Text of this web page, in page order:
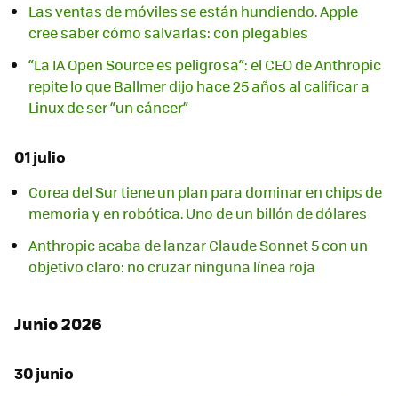
Las ventas de móviles se están hundiendo. Apple
cree saber cómo salvarlas: con plegables
“La IA Open Source es peligrosa”: el CEO de Anthropic
repite lo que Ballmer dijo hace 25 años al calificar a
Linux de ser “un cáncer”
01 julio
Corea del Sur tiene un plan para dominar en chips de
memoria y en robótica. Uno de un billón de dólares
Anthropic acaba de lanzar Claude Sonnet 5 con un
objetivo claro: no cruzar ninguna línea roja
Junio 2026
30 junio